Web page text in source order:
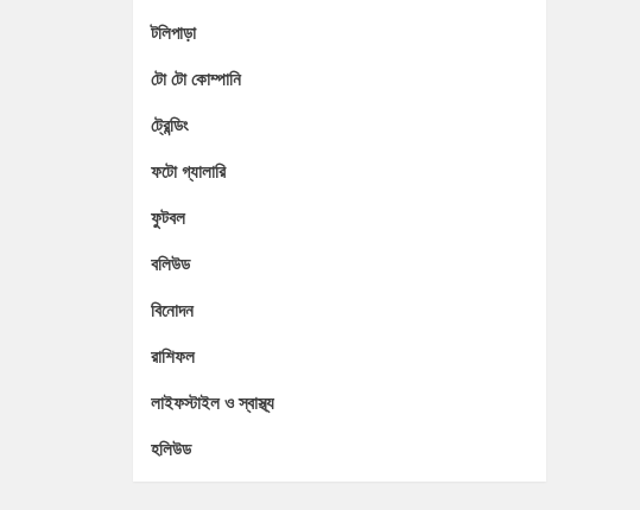
টলিপাড়া
টো টো কোম্পানি
ট্রেন্ডিং
ফটো গ্যালারি
ফুটবল
বলিউড
বিনোদন
রাশিফল
লাইফস্টাইল ও স্বাস্থ্য
হলিউড